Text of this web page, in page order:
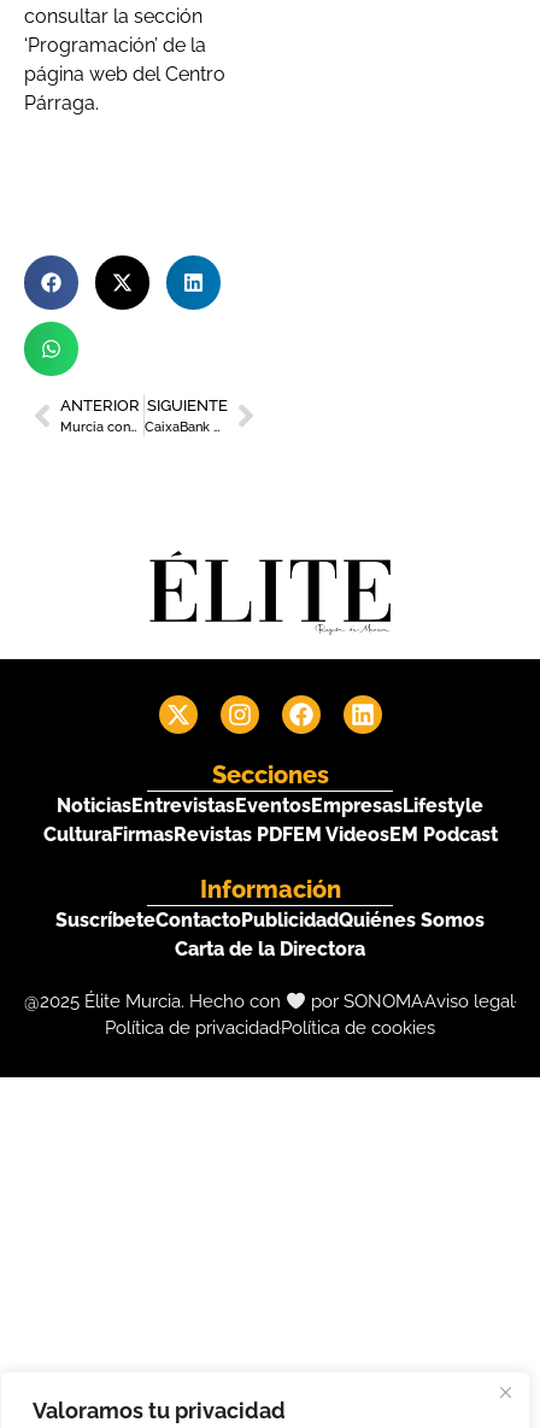
Valoramos tu privacidad
consultar la sección
‘Programación’ de la
página web del Centro
Párraga.
ANTERIOR
Murcia conmemora sus 1200 años de historia en la capital española
SIGUIENTE
CaixaBank publica un libro sobre los alojamientos españoles más emblemáticos
Secciones
NoticiasEntrevistasEventosEmpresasLifestyle
CulturaFirmasRevistas PDFEM VideosEM Podcast
Información
SuscríbeteContactoPublicidadQuiénes Somos
Carta de la Directora
@2025 Élite Murcia. Hecho con por SONOMAAviso legal
Política de privacidadPolítica de cookies